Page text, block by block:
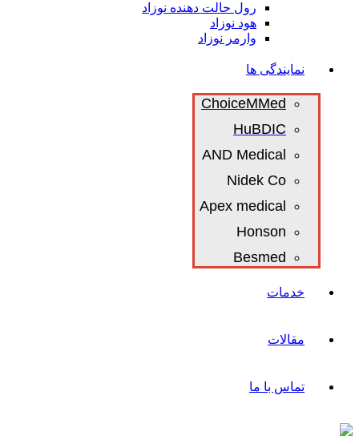
رول حالت دهنده نوزاد
هود نوزاد
وارمر نوزاد
نمایندگی ها
ChoiceMMed
HuBDIC
AND Medical
Nidek Co
Apex medical
Honson
Besmed
خدمات
مقالات
تماس با ما